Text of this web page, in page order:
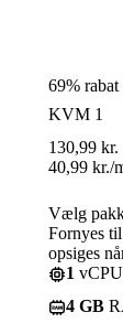
69% rabat
KVM 1
130,99 kr.
40,99 kr./
Vælg
Fornyes
opsiges
1
4 GB